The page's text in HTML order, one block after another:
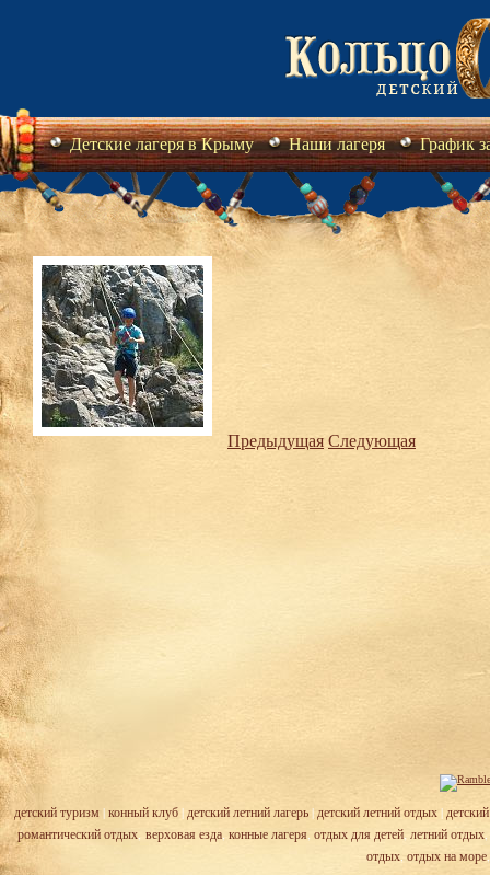
Детские лагеря в Крыму Наши лагеря График
Предыдущая Следующая
детский туризм| конный клуб| детский летний лагерь| детский летний отдых|
романтический отдых, верховая езда, конные лагеря, отдых для детей, летний отдых,
отдых, отдых на море